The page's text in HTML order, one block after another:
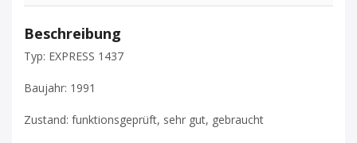
Beschreibung
Typ: EXPRESS 1437
Baujahr: 1991
Zustand: funktionsgeprüft, sehr gut, gebraucht